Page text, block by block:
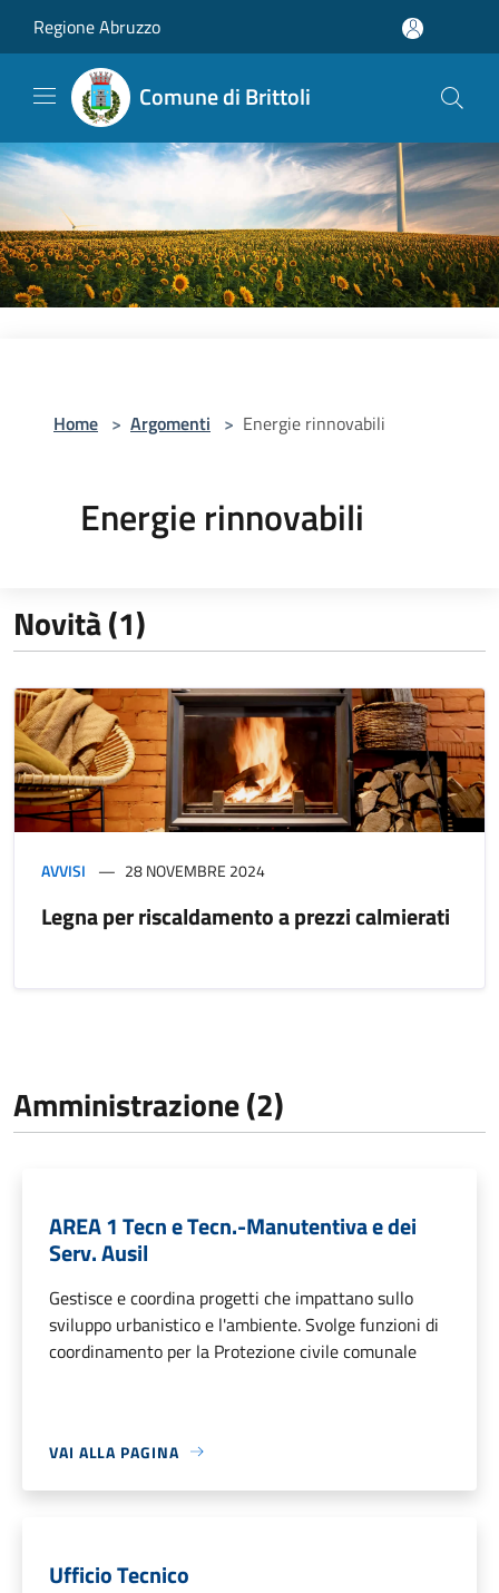
Regione Abruzzo
Comune di Brittoli
Home > Argomenti > Energie rinnovabili
Energie rinnovabili
Novità (1)
AVVISI 28 NOVEMBRE 2024
Legna per riscaldamento a prezzi calmierati
Amministrazione (2)
AREA 1 Tecn e Tecn.-Manutentiva e dei
Serv. Ausil
Gestisce e coordina progetti che impattano sullo
sviluppo urbanistico e l'ambiente. Svolge funzioni di
coordinamento per la Protezione civile comunale
VAI ALLA PAGINA
Ufficio Tecnico